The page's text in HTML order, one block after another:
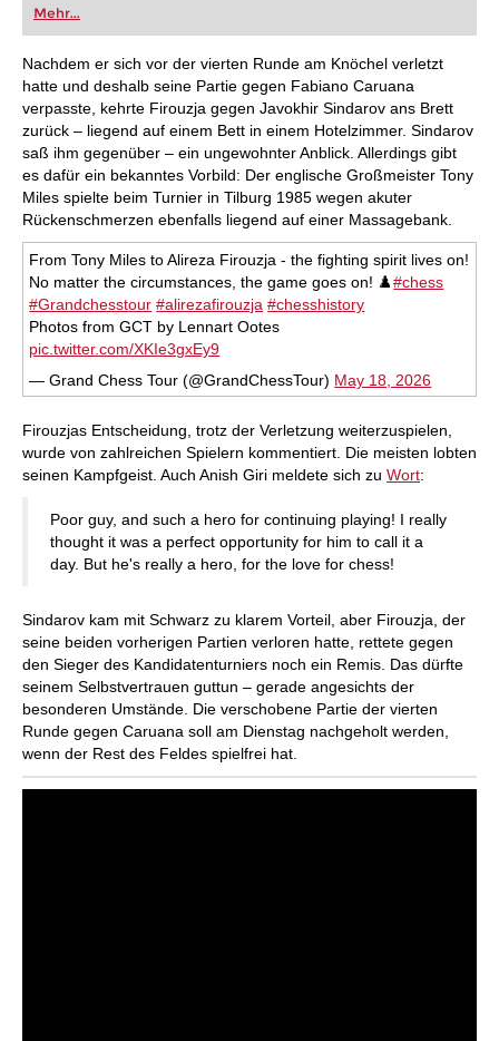
oder bereits auf Turnierniveau spielen: Mit
FRITZ trainieren Sie effizienter, intelligenter und
individueller als je zuvor.
Mehr...
Nachdem er sich vor der vierten Runde am Knöchel verletzt
hatte und deshalb seine Partie gegen Fabiano Caruana
verpasste, kehrte Firouzja gegen Javokhir Sindarov ans Brett
zurück – liegend auf einem Bett in einem Hotelzimmer. Sindarov
saß ihm gegenüber – ein ungewohnter Anblick. Allerdings gibt
es dafür ein bekanntes Vorbild: Der englische Großmeister Tony
Miles spielte beim Turnier in Tilburg 1985 wegen akuter
Rückenschmerzen ebenfalls liegend auf einer Massagebank.
From Tony Miles to Alireza Firouzja - the fighting spirit lives on!
No matter the circumstances, the game goes on! ♟️#chess
#Grandchesstour #alirezafirouzja #chesshistory
Photos from GCT by Lennart Ootes
pic.twitter.com/XKIe3gxEy9
— Grand Chess Tour (@GrandChessTour) May 18, 2026
Firouzjas Entscheidung, trotz der Verletzung weiterzuspielen,
wurde von zahlreichen Spielern kommentiert. Die meisten lobten
seinen Kampfgeist. Auch Anish Giri meldete sich zu Wort:
Poor guy, and such a hero for continuing playing! I really
thought it was a perfect opportunity for him to call it a
day. But he's really a hero, for the love for chess!
Sindarov kam mit Schwarz zu klarem Vorteil, aber Firouzja, der
seine beiden vorherigen Partien verloren hatte, rettete gegen
den Sieger des Kandidatenturniers noch ein Remis. Das dürfte
seinem Selbstvertrauen guttun – gerade angesichts der
besonderen Umstände. Die verschobene Partie der vierten
Runde gegen Caruana soll am Dienstag nachgeholt werden,
wenn der Rest des Feldes spielfrei hat.